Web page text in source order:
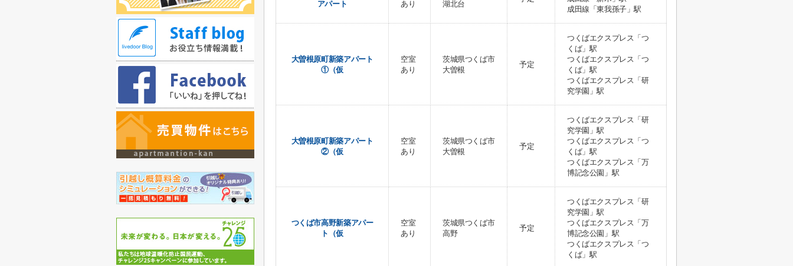
アパート
あり
湖北台
成田線「東我孫子」駅
大曽根原町新築アパート
①（仮
空室
あり
茨城県つくば市
大曽根
予定
つくばエクスプレス「つ
くば」駅
つくばエクスプレス「つ
くば」駅
つくばエクスプレス「研
究学園」駅
大曽根原町新築アパート
②（仮
空室
あり
茨城県つくば市
大曽根
予定
つくばエクスプレス「研
究学園」駅
つくばエクスプレス「つ
くば」駅
つくばエクスプレス「万
博記念公園」駅
つくば市高野新築アパー
ト（仮
空室
あり
茨城県つくば市
高野
予定
つくばエクスプレス「研
究学園」駅
つくばエクスプレス「万
博記念公園」駅
つくばエクスプレス「つ
くば」駅